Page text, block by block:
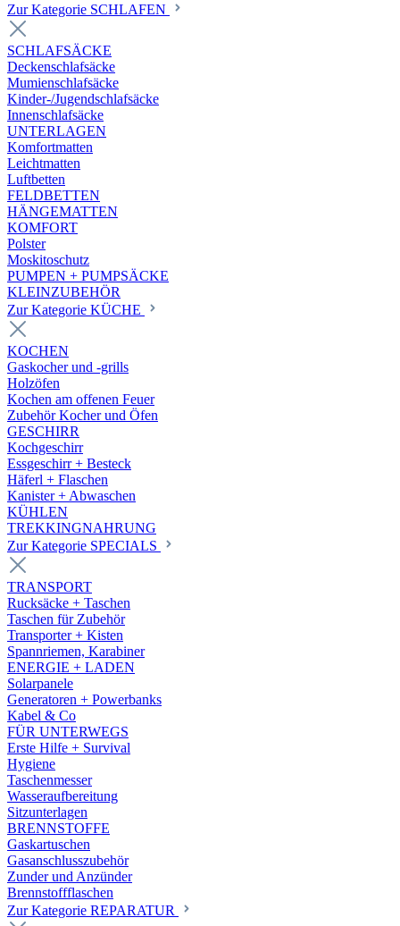
Zur Kategorie SCHLAFEN
SCHLAFSÄCKE
Deckenschlafsäcke
Mumienschlafsäcke
Kinder-/Jugendschlafsäcke
Innenschlafsäcke
UNTERLAGEN
Komfortmatten
Leichtmatten
Luftbetten
FELDBETTEN
HÄNGEMATTEN
KOMFORT
Polster
Moskitoschutz
PUMPEN + PUMPSÄCKE
KLEINZUBEHÖR
Zur Kategorie KÜCHE
KOCHEN
Gaskocher und -grills
Holzöfen
Kochen am offenen Feuer
Zubehör Kocher und Öfen
GESCHIRR
Kochgeschirr
Essgeschirr + Besteck
Häferl + Flaschen
Kanister + Abwaschen
KÜHLEN
TREKKINGNAHRUNG
Zur Kategorie SPECIALS
TRANSPORT
Rucksäcke + Taschen
Taschen für Zubehör
Transporter + Kisten
Spannriemen, Karabiner
ENERGIE + LADEN
Solarpanele
Generatoren + Powerbanks
Kabel & Co
FÜR UNTERWEGS
Erste Hilfe + Survival
Hygiene
Taschenmesser
Wasseraufbereitung
Sitzunterlagen
BRENNSTOFFE
Gaskartuschen
Gasanschlusszubehör
Zunder und Anzünder
Brennstoffflaschen
Zur Kategorie REPARATUR